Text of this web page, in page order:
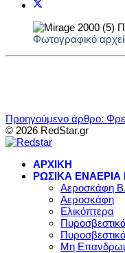
Φωτογραφικό
Προηγούμενο άρθρο:
© 2026 RedStar.gr
ΑΡΧΙΚΗ
ΡΩΣΙΚΑ
Αεροσκάφη
Αεροσκάφη
Ελικόπτερα
Μη